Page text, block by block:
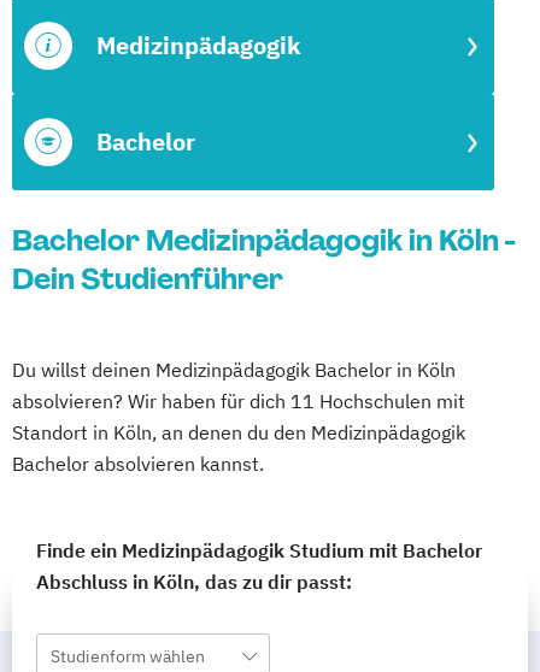
Bachelor
Medizinpädagogik
Bachelor Medizinpädagogik in Köln -
Dein Studienführer
Du willst deinen Medizinpädagogik Bachelor in Köln
absolvieren? Wir haben für dich 11 Hochschulen mit
Standort in Köln, an denen du den Medizinpädagogik
Bachelor absolvieren kannst.
Finde ein Medizinpädagogik Studium mit Bachelor
Abschluss in Köln, das zu dir passt:
Studienform wählen